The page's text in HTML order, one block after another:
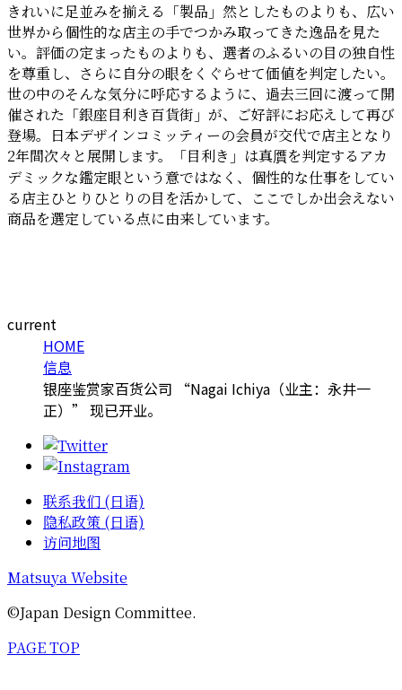
きれいに足並みを揃える「製品」然としたものよりも、広い
世界から個性的な店主の手でつかみ取ってきた逸品を見た
い。評価の定まったものよりも、選者のふるいの目の独自性
を尊重し、さらに自分の眼をくぐらせて価値を判定したい。
世の中のそんな気分に呼応するように、過去三回に渡って開
催された「銀座目利き百貨街」が、ご好評にお応えして再び
登場。日本デザインコミッティーの会員が交代で店主となり
2年間次々と展開します。「目利き」は真贋を判定するアカ
デミックな鑑定眼という意ではなく、個性的な仕事をしてい
る店主ひとりひとりの目を活かして、ここでしか出会えない
商品を選定している点に由来しています。
current
HOME
信息
银座鉴赏家百货公司 “Nagai Ichiya（业主：永井一
正）” 现已开业。
联系我们 (日语)
隐私政策 (日语)
访问地图
Matsuya Website
©Japan Design Committee.
PAGE TOP